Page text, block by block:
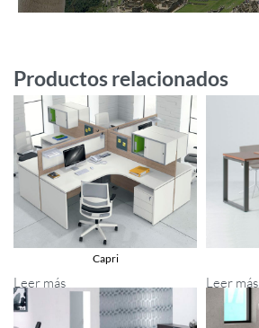
Productos relacionados
Capri
Leer más Leer más